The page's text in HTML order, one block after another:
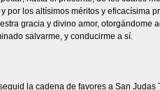
y por los altísimos méritos y eficacísima
gracia y divino amor, otorgándome
salvarme, y conducirme a sí.
la cadena de favores a San